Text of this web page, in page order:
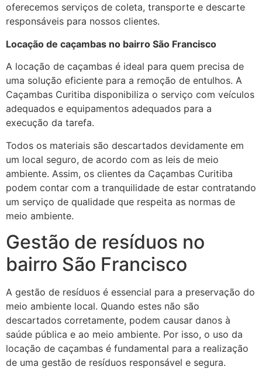
oferecemos serviços de coleta, transporte e descarte
responsáveis para nossos clientes.
Locação de caçambas no bairro São Francisco
A locação de caçambas é ideal para quem precisa de
uma solução eficiente para a remoção de entulhos. A
Caçambas Curitiba disponibiliza o serviço com veículos
adequados e equipamentos adequados para a
execução da tarefa.
Todos os materiais são descartados devidamente em
um local seguro, de acordo com as leis de meio
ambiente. Assim, os clientes da Caçambas Curitiba
podem contar com a tranquilidade de estar contratando
um serviço de qualidade que respeita as normas de
meio ambiente.
Gestão de resíduos no
bairro São Francisco
A gestão de resíduos é essencial para a preservação do
meio ambiente local. Quando estes não são
descartados corretamente, podem causar danos à
saúde pública e ao meio ambiente. Por isso, o uso da
locação de caçambas é fundamental para a realização
de uma gestão de resíduos responsável e segura.